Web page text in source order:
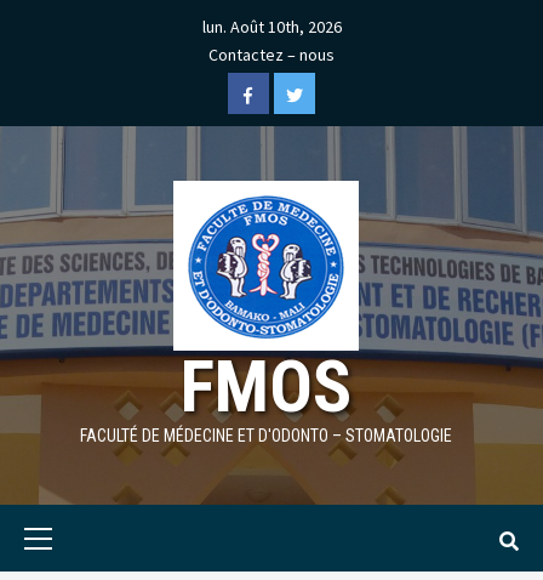
lun. Août 10th, 2026
Contactez – nous
FacebookTwitter
FMOS
FACULTÉ DE MÉDECINE ET D'ODONTO – STOMATOLOGIE